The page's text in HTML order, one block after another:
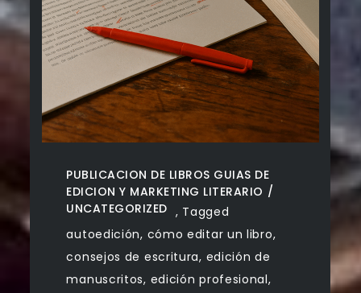
PUBLICACION DE LIBROS GUIAS DE
EDICION Y MARKETING LITERARIO
,
UNCATEGORIZED
Tagged
autoedición, cómo editar un libro,
consejos de escritura, edición de
manuscritos, edición profesional,